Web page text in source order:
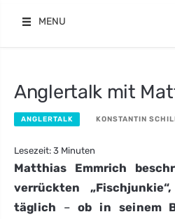
MENU
Anglertalk mit
ANGLERTALK KONSTANTIN
Lesezeit: 3 Minuten
Matthias Emmrich
verrückten
täglich –ob in seinem